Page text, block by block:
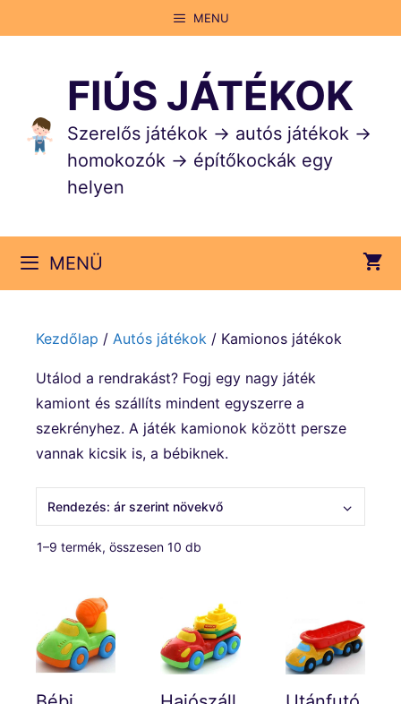
a
MENU
FIÚS JÁTÉKOK
Szerelős játékok → autós játékok →
homokozók → építőkockák egy
helyen
MENÜ
Kezdőlap / Autós játékok / Kamionos játékok
Utálod a rendrakást? Fogj egy nagy játék
kamiont és szállíts mindent egyszerre a
szekrényhez. A játék kamionok között persze
vannak kicsik is, a bébiknek.
1–9 termék, összesen 10 db
low
to
high